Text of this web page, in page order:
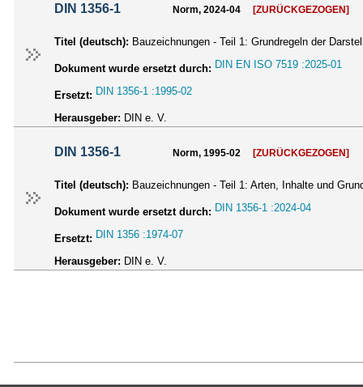
DIN 1356-1 Norm, 2024-04 [ZURÜCKGEZOGEN]
Titel (deutsch): Bauzeichnungen - Teil 1: Grundregeln der
Dokument wurde ersetzt durch: DIN EN ISO 7519 :2025-01
Ersetzt: DIN 1356-1 :1995-02
Herausgeber: DIN e. V.
DIN 1356-1 Norm, 1995-02 [ZURÜCKGEZOGEN]
Titel (deutsch): Bauzeichnungen - Teil 1: Arten, Inhalte und
Dokument wurde ersetzt durch: DIN 1356-1 :2024-04
Ersetzt: DIN 1356 :1974-07
Herausgeber: DIN e. V.